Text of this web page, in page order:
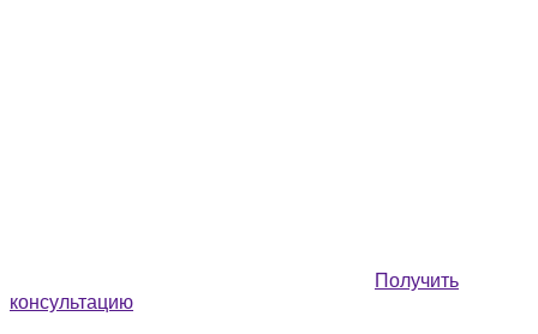
Получить
консультацию